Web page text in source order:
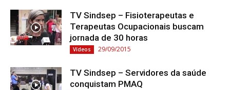
TV Sindsep – Fisioterapeutas e
Terapeutas Ocupacionais buscam
jornada de 30 horas
Vídeos 29/09/2015
TV Sindsep – Servidores da saúde
conquistam PMAQ